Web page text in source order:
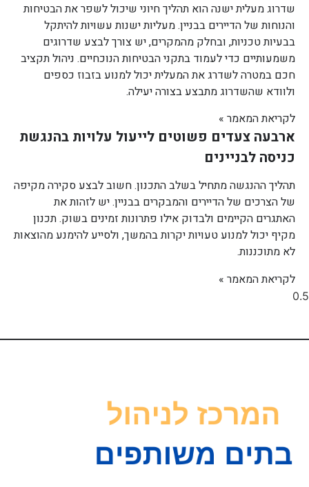
שדרוג מעלית ישנה הוא תהליך חיוני שיכול לשפר את הבטיחות
והנוחות של הדיירים בבניין. מעליות ישנות עשויות להיתקל
בבעיות טכניות, ובחלק מהמקרים, יש צורך לבצע שדרוגים
משמעותיים כדי לעמוד בתקני הבטיחות הנוכחיים. ניהול תקציב
חכם במטרה לשדרג את המעלית יכול למנוע בזבוז כספים
ולוודא שהשדרוג מתבצע בצורה יעילה.
לקריאת המאמר »
ארבעה צעדים פשוטים לייעול עלויות בהנגשת
כניסה לבניינים
תהליך ההנגשה מתחיל בשלב התכנון. חשוב לבצע סקירה מקיפה
של הצרכים של הדיירים והמבקרים בבניין. יש לזהות את
האתגרים הקיימים ולבדוק אילו פתרונות זמינים בשוק. תכנון
מקיף יכול למנוע טעויות יקרות בהמשך, ולסייע להימנע מהוצאות
לא מתוכננות.
לקריאת המאמר »